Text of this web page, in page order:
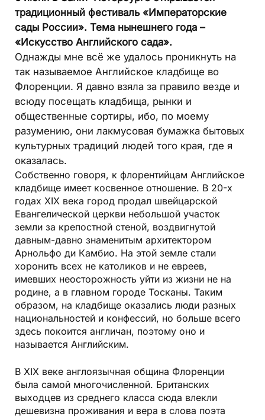
традиционный фестиваль «Императорские
сады России». Тема нынешнего года –
«Искусство Английского сада».
Однажды мне всё же удалось проникнуть на
так называемое Английское кладбище во
Флоренции. Я давно взяла за правило везде и
всюду посещать кладбища, рынки и
общественные сортиры, ибо, по моему
разумению, они лакмусовая бумажка бытовых
культурных традиций людей того края, где я
оказалась.
Собственно говоря, к флорентийцам Английское
кладбище имеет косвенное отношение. В 20-х
годах XIX века город продал швейцарской
Евангелической церкви небольшой участок
земли за крепостной стеной, воздвигнутой
давным-давно знаменитым архитектором
Арнольфо ди Камбио. На этой земле стали
хоронить всех не католиков и не евреев,
имевших неосторожность уйти из жизни не на
родине, а в главном городе Тосканы. Таким
образом, на кладбище оказались люди разных
национальностей и конфессий, но больше всего
здесь покоится англичан, поэтому оно и
называется Английским.
В XIX веке англоязычная община Флоренции
была самой многочисленной. Британских
выходцев из среднего класса сюда влекли
дешевизна проживания и вера в слова поэта